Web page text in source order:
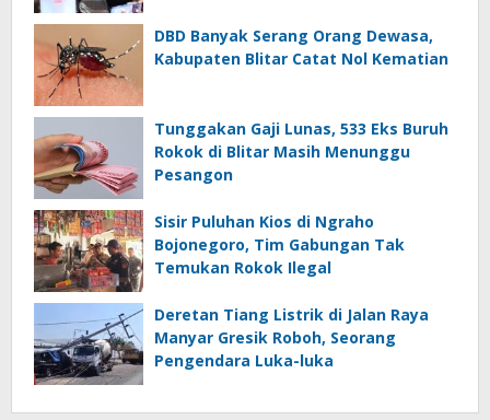
DBD Banyak Serang Orang Dewasa,
Kabupaten Blitar Catat Nol Kematian
Tunggakan Gaji Lunas, 533 Eks Buruh
Rokok di Blitar Masih Menunggu
Pesangon
Sisir Puluhan Kios di Ngraho
Bojonegoro, Tim Gabungan Tak
Temukan Rokok Ilegal
Deretan Tiang Listrik di Jalan Raya
Manyar Gresik Roboh, Seorang
Pengendara Luka-luka